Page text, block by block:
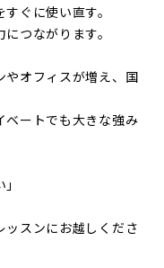
ぐに使い直す。
つながります。
やオフィスが増え、国
ベートでも大きな強み
ッスンにお越しくださ